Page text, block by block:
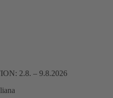
2.8. – 9.8.2026